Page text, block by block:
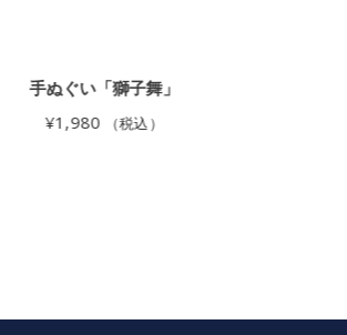
手ぬぐい「獅子舞」
¥1,980 （税込）